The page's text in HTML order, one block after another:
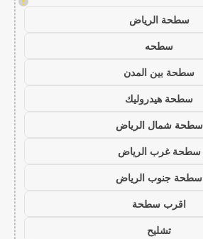
سطحة الرياض
سطحه
سطحة بين المدن
سطحة هيدروليك
سطحة شمال الرياض
سطحة غرب الرياض
سطحة جنوب الرياض
اقرب سطحة
تشليح